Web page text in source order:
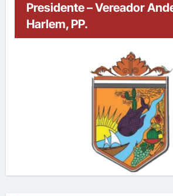
Presidente – Vereador
Harlem, PP.